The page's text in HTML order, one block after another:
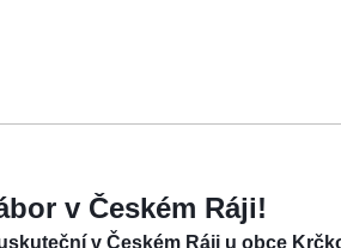
v Českém Ráji!
v Českém Ráji u obce